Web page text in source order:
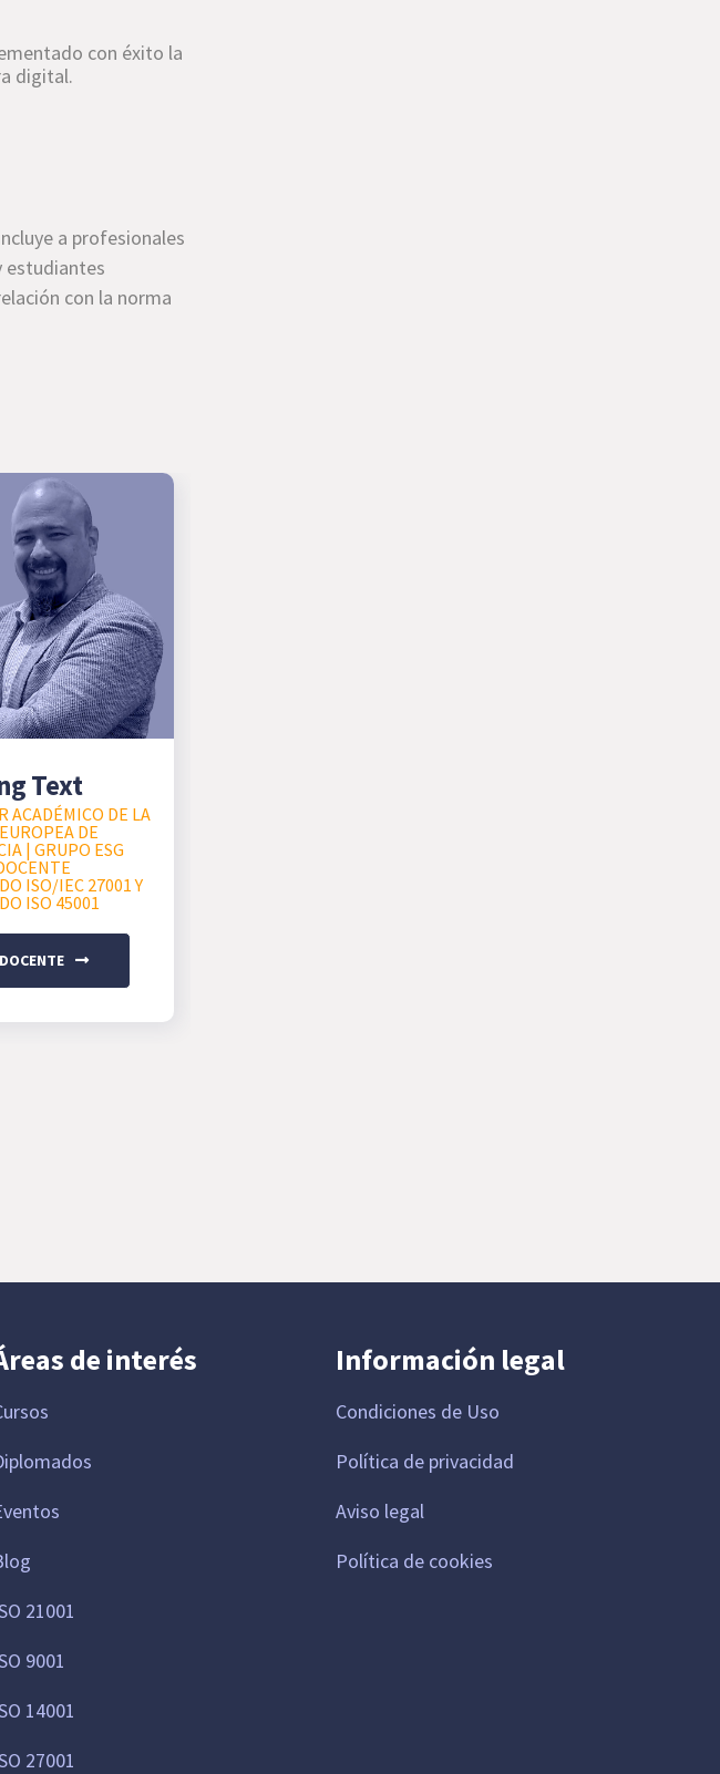
con éxito la
digital.
a profesionales
estudiantes
con la norma
Text
ACADÉMICO DE LA
DE
| GRUPO ESG
ISO/IEC 27001 Y
ISO 45001
de interés
21001
9001
14001
27001
Información legal
Condiciones de Uso
Política de privacidad
Aviso legal
Política de cookies